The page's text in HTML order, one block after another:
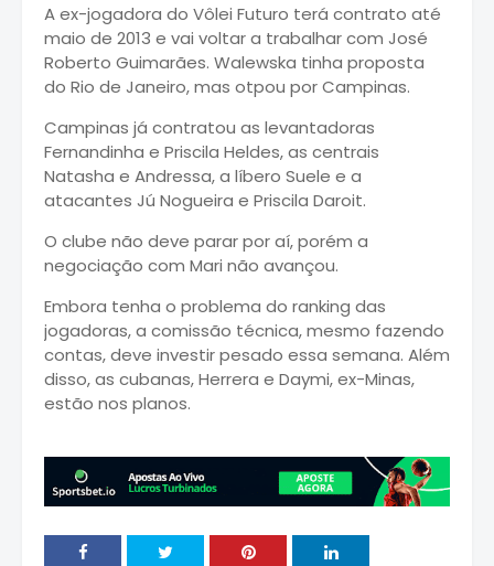
A ex-jogadora do Vôlei Futuro terá contrato até
maio de 2013 e vai voltar a trabalhar com José
Roberto Guimarães. Walewska tinha proposta
do Rio de Janeiro, mas otpou por Campinas.
Campinas já contratou as levantadoras
Fernandinha e Priscila Heldes, as centrais
Natasha e Andressa, a líbero Suele e a
atacantes Jú Nogueira e Priscila Daroit.
O clube não deve parar por aí, porém a
negociação com Mari não avançou.
Embora tenha o problema do ranking das
jogadoras, a comissão técnica, mesmo fazendo
contas, deve investir pesado essa semana. Além
disso, as cubanas, Herrera e Daymi, ex-Minas,
estão nos planos.